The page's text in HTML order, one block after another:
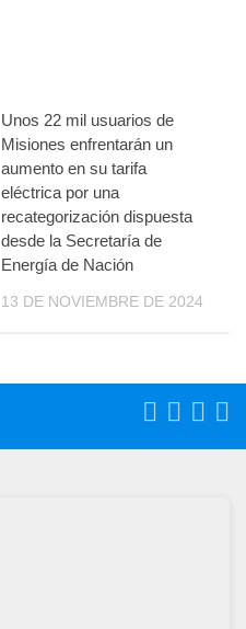
Unos 22 mil usuarios de
Misiones enfrentarán un
aumento en su tarifa
eléctrica por una
recategorización dispuesta
desde la Secretaría de
Energía de Nación
13 DE NOVIEMBRE DE 2024